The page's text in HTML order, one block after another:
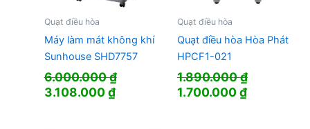
Quạt điều hòa
Máy làm mát không khí
Sunhouse SHD7757
6.000.000₫
Giá
3.108.000₫Giá
Quạt điều hòa
Quạt điều hòa Hòa Phát
HPCF1-021
1.890.000₫
Giá
1.700.000₫Giá